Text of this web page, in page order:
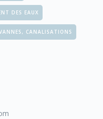
DES EAUX
CANALISATIONS